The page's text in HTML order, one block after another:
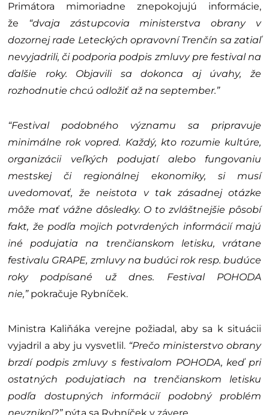
Primátora mimoriadne znepokojujú informácie,
že “dvaja zástupcovia ministerstva obrany v
dozornej rade Leteckých opravovní Trenčín sa zatiaľ
nevyjadrili, či podporia podpis zmluvy pre festival na
ďalšie roky. Objavili sa dokonca aj úvahy, že
rozhodnutie chcú odložiť až na september.”
“Festival podobného významu sa pripravuje
minimálne rok vopred. Každý, kto rozumie kultúre,
organizácii veľkých podujatí alebo fungovaniu
mestskej či regionálnej ekonomiky, si musí
uvedomovať, že neistota v tak zásadnej otázke
môže mať vážne dôsledky. O to zvláštnejšie pôsobí
fakt, že podľa mojich potvrdených informácií majú
iné podujatia na trenčianskom letisku, vrátane
festivalu GRAPE, zmluvy na budúci rok resp. budúce
roky podpísané už dnes. Festival POHODA
nie,”pokračuje Rybníček.
Ministra Kaliňáka verejne požiadal, aby sa k situácii
vyjadril a aby ju vysvetlil. “Prečo ministerstvo obrany
brzdí podpis zmluvy s festivalom POHODA, keď pri
ostatných podujatiach na trenčianskom letisku
podľa dostupných informácií podobný problém